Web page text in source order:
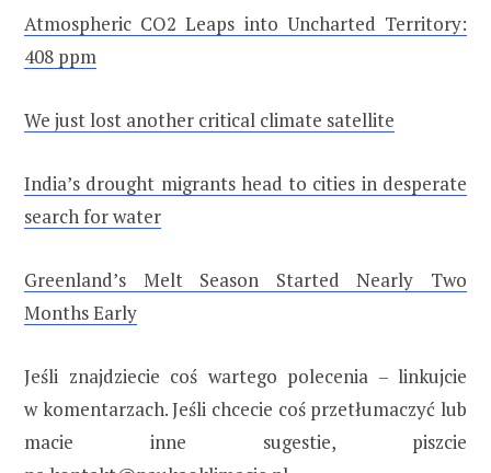
Atmospheric CO2 Leaps into Uncharted Territory:
408 ppm
We just lost another critical climate satellite
India’s drought migrants head to cities in desperate
search for water
Greenland’s Melt Season Started Nearly Two
Months Early
Jeśli znajdziecie coś wartego polecenia – linkujcie
w komentarzach. Jeśli chcecie coś przetłumaczyć lub
macie inne sugestie, piszcie